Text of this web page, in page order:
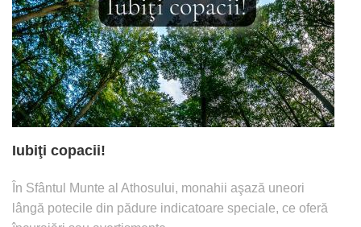
Iubiţi copacii!
În Sfântul Munte al Athosului, monahii aşază uneori
lângă potecile din pădure indicatoare speciale, ce oferă